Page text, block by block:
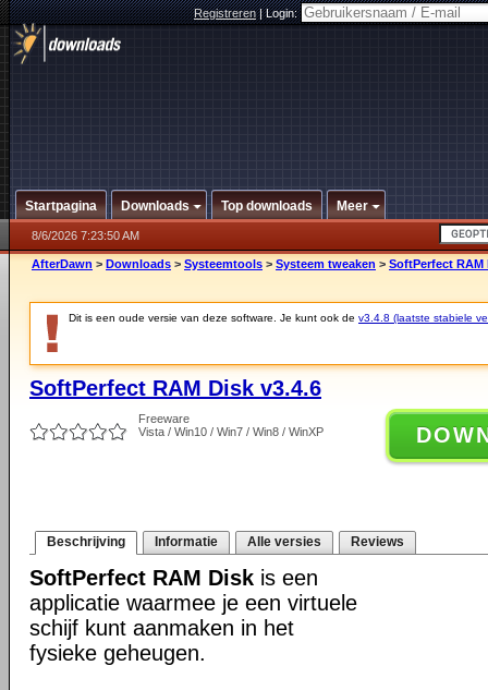
Registreren|Login:
Startpagina Downloads Top downloads Meer
8/6/2026 7:23:50 AM
AfterDawn > Downloads > Systeemtools > Systeem tweaken > SoftPerfect RAM
Dit is een oude versie van deze software. Je kunt ook de v3.4.8 (laatste stabiele
SoftPerfect RAM Disk v3.4.6
Freeware
Vista / Win10 / Win7 / Win8 / WinXP
Beschrijving Informatie Alle versies Reviews
SoftPerfect RAM Disk is een
applicatie waarmee je een virtuele
schijf kunt aanmaken in het
fysieke geheugen.